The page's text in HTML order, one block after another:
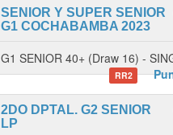
SENIOR Y SUPER SENIOR
G1 COCHABAMBA 2023
G1 SENIOR 40+ (Draw 16) -
RR2
2DO DPTAL. G2 SENIOR
LP